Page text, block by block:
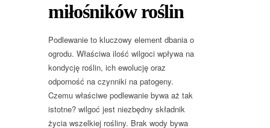
miłośników roślin
Podlewanie to kluczowy element dbania o
ogrodu. Właściwa ilość wilgoci wpływa na
kondycję roślin, ich ewolucję oraz
odporność na czynniki na patogeny.
Czemu właściwe podlewanie bywa aż tak
istotne? wilgoć jest niezbędny składnik
życia wszelkiej rośliny. Brak wody bywa